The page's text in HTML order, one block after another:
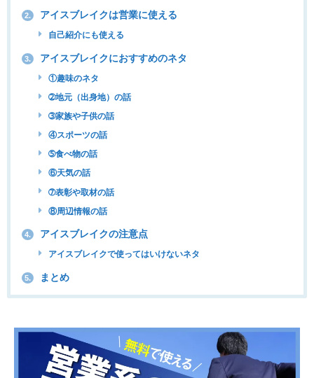
2. アイスブレイクは営業に使える
自己紹介にも使える
3. アイスブレイクにおすすめのネタ
①趣味のネタ
➁地元（出身地）の話
➂家族や子供の話
④スポーツの話
➄食べ物の話
⑥天気の話
➆表彰や取材の話
⑧周辺情報の話
4. アイスブレイクの注意点
アイスブレイクで使ってはいけないネタ
5. まとめ